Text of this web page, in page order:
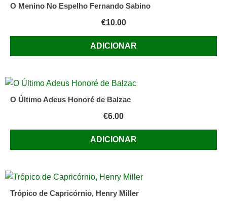
O Menino No Espelho Fernando Sabino
€10.00
ADICIONAR
O Último Adeus Honoré de Balzac
€6.00
ADICIONAR
Trópico de Capricórnio, Henry Miller